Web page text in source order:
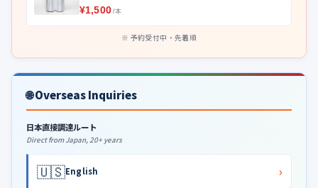
¥1,500 /本
予約受付中・先着順
🌐 Overseas Inquiries
日本直接調達ルート
Direct from Japan, 20+ years
🇺🇸English ›